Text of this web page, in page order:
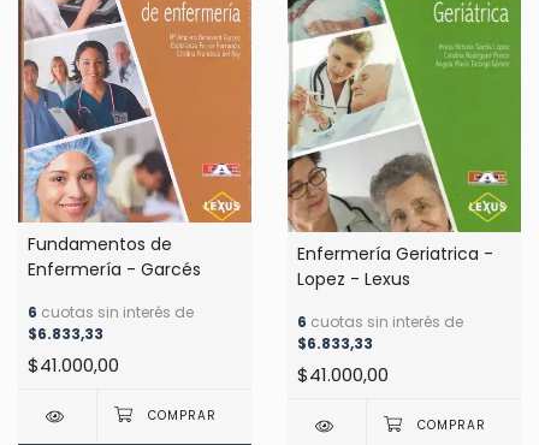
Fundamentos de
Enfermería - Garcés
6 cuotas sin interés de
$6.833,33
$41.000,00
Enfermería Geriatrica -
Lopez - Lexus
6 cuotas sin interés de
$6.833,33
$41.000,00